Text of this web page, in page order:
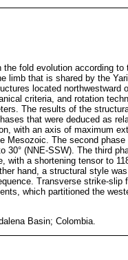
fold evolution according to
limb that is shared by the
located northwestward
criteria, and rotation
The results of the
that were deduced as
with an axis of maximum
Mesozoic. The second
30° (NNE-SSW). The third
a shortening tensor to
hand, a structural style
Transverse strike-slip
which partitioned the
Basin; Colombia.